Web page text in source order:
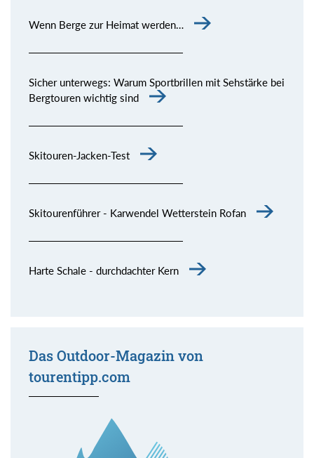
Wenn Berge zur Heimat werden…
Sicher unterwegs: Warum Sportbrillen mit Sehstärke bei
Bergtouren wichtig sind
Skitouren-Jacken-Test
Skitourenführer - Karwendel Wetterstein Rofan
Harte Schale - durchdachter Kern
Das Outdoor-Magazin von
tourentipp.com